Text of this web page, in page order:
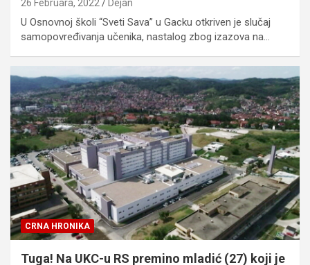
26 Februara, 2022 Dejan
U Osnovnoj školi “Sveti Sava” u Gacku otkriven je slučaj
samopovređivanja učenika, nastalog zbog izazova na…
CRNA HRONIKA
Tuga! Na UKC-u RS premino mladić (27) koji je